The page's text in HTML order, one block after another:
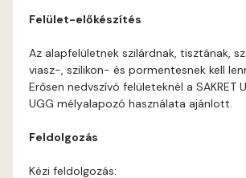
Fir C
Gecco-green
Felület-előkészítés
Az alapfelületnek szilárdnak, tisztának,
viasz-, szilikon- és pormentesnek kell
Erősen nedvszívó felületeknél a SAKRET
UGG mélyalapozó használata ajánlott.
Feldolgozás
Kézi feldolgozás: